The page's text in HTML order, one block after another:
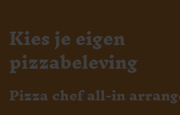
Kies je eigen
pizzabeleving
Pizza chef all-in